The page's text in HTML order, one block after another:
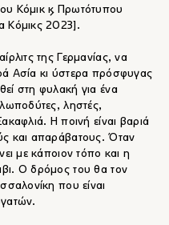
Κόμικ & Πρωτότυπου
Κόμικς 2023].
της Γερμανίας, να
Ασία κι ύστερα πρόσφυγας
στη φυλακή για ένα
ληστές,
Η ποινή είναι βαριά
και απαράβατους. Όταν
με κάποιον τόπο και η
Ο δρόμος του θα τον
που είναι